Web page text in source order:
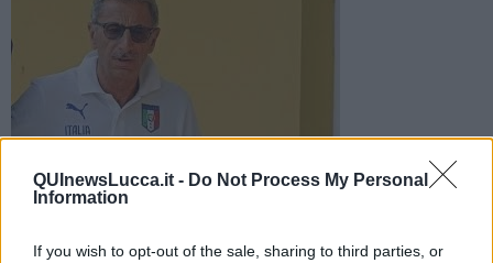
QUInewsLucca.it - Do Not Process My Personal
Information
If you wish to opt-out of the sale, sharing to third parties, or
Il medico della Nazionale di calcio era assente dalla sua villa